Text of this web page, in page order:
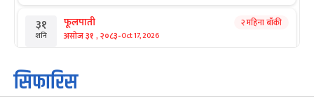
३१
शनि
फूलपाती
असोज ३१ , २०८३-Oct 17, 2026
२ महिना बाँकी
१
आइत
कार्तिक सङ्क्रान्ति
कार्तिक १, २०८३
सिफारिस